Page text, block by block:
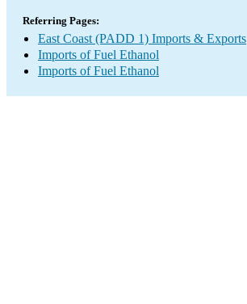
Referring Pages:
East Coast (PADD 1) Imports & Exports
Imports of Fuel Ethanol
Imports of Fuel Ethanol